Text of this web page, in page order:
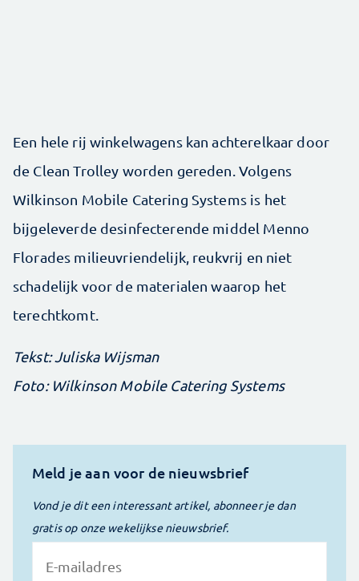
Een hele rij winkelwagens kan achterelkaar door
de Clean Trolley worden ge­reden. Volgens
Wilkinson Mobile Catering Systems is het
bijgeleverde desinfecterende middel Menno
Florades milieuvriendelijk, reukvrij en niet
schadelijk voor de materialen waarop het
terechtkomt.
Tekst: Juliska Wijsman
Foto: Wilkinson Mobile Catering Systems
Meld je aan voor de nieuwsbrief
Vond je dit een interessant artikel, abonneer je dan
gratis op onze wekelijkse nieuwsbrief.